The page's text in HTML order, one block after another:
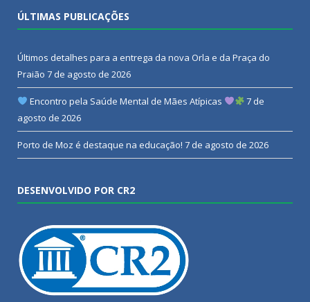
ÚLTIMAS PUBLICAÇÕES
Últimos detalhes para a entrega da nova Orla e da Praça do
Praião 7 de agosto de 2026
Encontro pela Saúde Mental de Mães Atípicas
7 de
agosto de 2026
Porto de Moz é destaque na educação! 7 de agosto de 2026
DESENVOLVIDO POR CR2